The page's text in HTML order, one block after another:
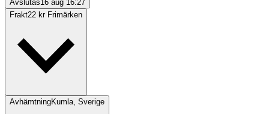
Avslutas16 aug 16:27
Frakt22 kr Frimärken
AvhämtningKumla, Sverige